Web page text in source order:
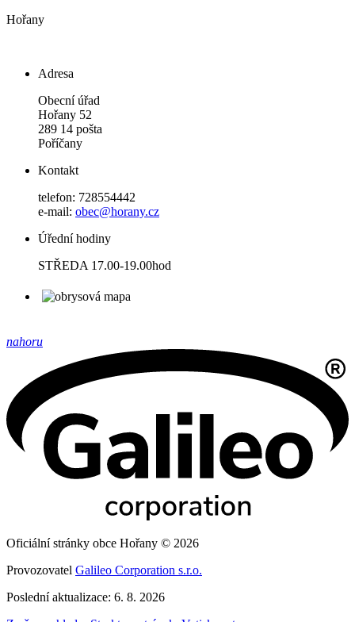
Hořany
Adresa
Obecní úřad
Hořany 52
289 14 pošta
Poříčany
Kontakt
telefon: 728554442
e-mail: obec@horany.cz
Úřední hodiny
STŘEDA 17.00-19.00hod
nahoru
Oficiální stránky obce Hořany © 2026
Provozovatel Galileo Corporation s.r.o.
Poslední aktualizace: 6. 8. 2026